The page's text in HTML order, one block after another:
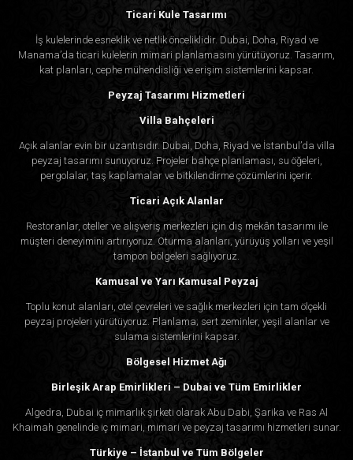
Ticari Kule Tasarımı
İş kulelerinde esneklik ve netlik önceliklidir. Dubai, Doha, Riyad ve
Manama’da ticari kulelerin mimari planlamasını yürütüyoruz. Tasarım,
kat planları, cephe mühendisliği ve erişim sistemlerini kapsar.
Peyzaj Tasarımı Hizmetleri
Villa Bahçeleri
Açık alanlar evin bir uzantısıdır. Dubai, Doha, Riyad ve İstanbul’da villa
peyzaj tasarımı sunuyoruz. Projeler bahçe planlaması, su öğeleri,
pergolalar, taş kaplamalar ve bitkilendirme çözümlerini içerir.
Ticari Açık Alanlar
Restoranlar, oteller ve alışveriş merkezleri için dış mekân tasarımı ile
müşteri deneyimini artırıyoruz. Oturma alanları, yürüyüş yolları ve yeşil
tampon bölgeleri sağlıyoruz.
Kamusal ve Yarı Kamusal Peyzaj
Toplu konut alanları, otel çevreleri ve sağlık merkezleri için tam ölçekli
peyzaj projeleri yürütüyoruz. Planlama; sert zeminler, yeşil alanlar ve
sulama sistemlerini kapsar.
Bölgesel Hizmet Ağı
Birleşik Arap Emirlikleri – Dubai ve Tüm Emirlikler
Algedra, Dubai iç mimarlık şirketi olarak Abu Dabi, Şarika ve Ras Al
Khaimah genelinde iç mimari, mimari ve peyzaj tasarımı hizmetleri sunar.
Türkiye – İstanbul ve Tüm Bölgeler